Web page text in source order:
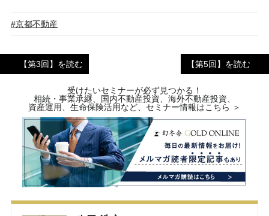
#京都不動産
【第3回】を読む 【第5回】を読む
受けたいセミナーが必ず見つかる！
相続・事業承継、国内不動産投資、海外不動産投資、
資産運用、生命保険活用など、セミナー情報はこちら ＞